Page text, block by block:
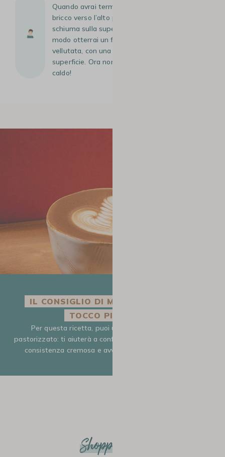
Quando avrai terminato, inclina leggermente il
bricco verso l’alto per far cadere la micro-
schiuma sulla superficie del caffè. In questo
modo otterrai un flat white dalla consistenza
vellutata, con una sottile pellicola di schiuma in
superficie. Ora non ti resta che gustarlo, ben
caldo!
IL CONSIGLIO DI MAXICOFFEE PER UN
TOCCO PIÙ GOLOSO
Per questa ricetta, puoi utilizzare del latte intero
pastorizzato: ti aiuterà a conferire dolcezza naturale e una
consistenza cremosa e avvolgente al tuo Flat White.
Shopping list